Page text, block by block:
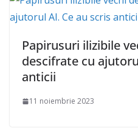
Papirusuri ilizibile
descifrate cu
anticii
11 noiembrie 2023